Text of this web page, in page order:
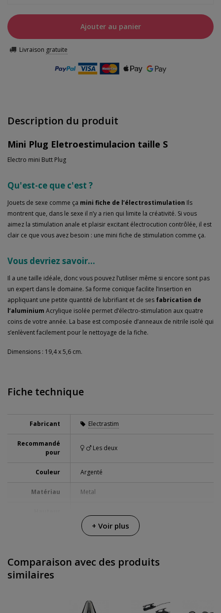
Ajouter au panier
Livraison gratuite
Description du produit
Mini Plug Eletroestimulacion taille S
Electro mini Butt Plug
Qu'est-ce que c'est ?
Jouets de sexe comme ça mini fiche de l’électrostimulation Ils
montrent que, dans le sexe il n’y a rien qui limite la créativité. Si vous
aimez la stimulation anale et plaisir excitant électrocution contrôlée, il est
clair ce que vous avez besoin : une mini fiche de stimulation comme ça.
Vous devriez savoir...
Il a une taille idéale, donc vous pouvez l’utiliser même si encore sont pas
un expert dans le domaine. Sa forme conique facilite l’insertion en
appliquant une petite quantité de lubrifiant et de ses fabrication de
l’aluminium Acrylique isolée permet d’électro-stimulation aux quatre
coins de votre année. La base est composée d’anneaux de nitrile isolé qui
s’enlèvent facilement pour le nettoyage de la fiche.
Dimensions : 19,4 x 5,6 cm.
Fiche technique
Fabricant Electrastim
Recommandé
pour
Les deux
Couleur Argenté
Matériau Metal
9 cm
Largeur
boîte
+ Voir plus
Comparaison avec des produits
similaires